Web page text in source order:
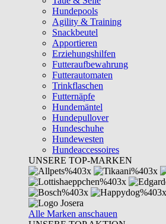
Hundepools
Agility & Training
Snackbeutel
Apportieren
Erziehungshilfen
Futteraufbewahrung
Futterautomaten
Trinkflaschen
Futternäpfe
Hundemäntel
Hundepullover
Hundeschuhe
Hundewesten
Hundeaccessoires
UNSERE TOP-MARKEN
Alle Marken anschauen